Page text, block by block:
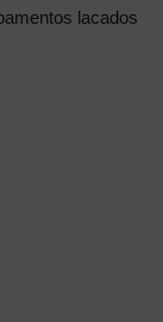
lacados